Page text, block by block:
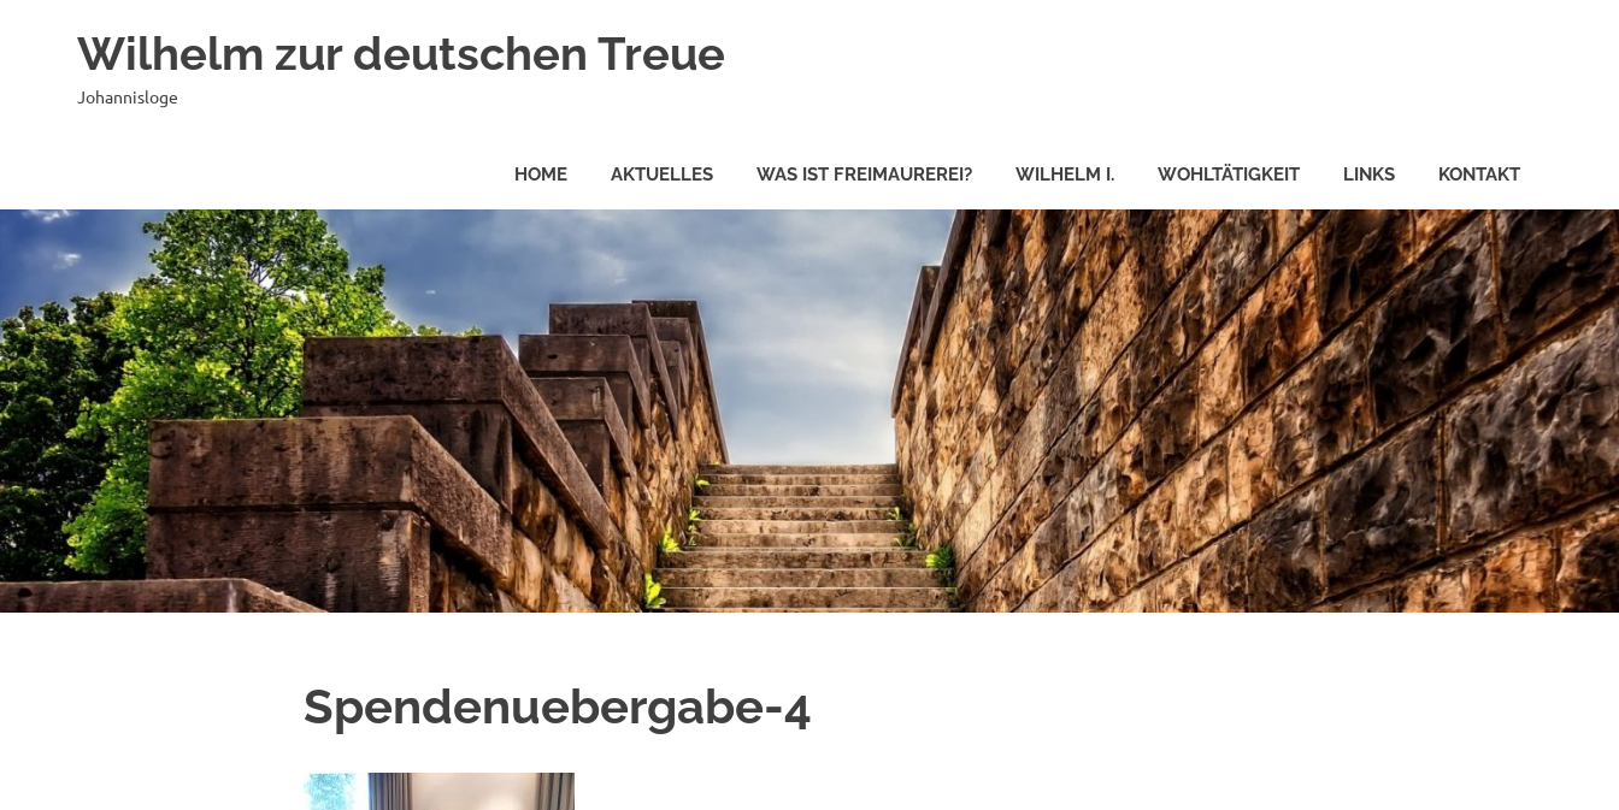
Wilhelm zur deutschen Treue
Johannisloge
HOME AKTUELLES WAS IST FREIMAUREREI? WILHELM I. WOHLTÄTIGKEIT LINKS KONTAKT
Spendenuebergabe-4